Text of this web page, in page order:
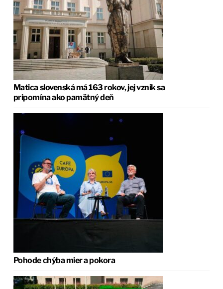
Matica slovenská má 163 rokov, jej vznik sa
pripomína ako pamätný deň
Pohode chýba mier a pokora